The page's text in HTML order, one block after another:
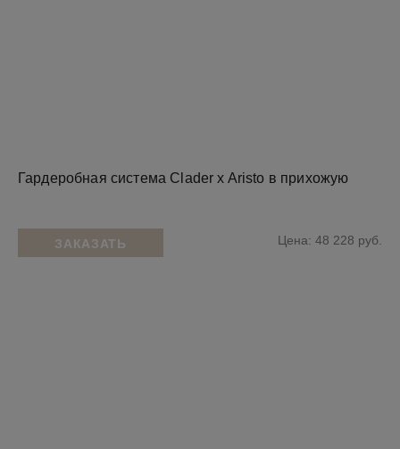
Гардеробная система Clader x Aristo в прихожую
ЗАКАЗАТЬ Цена: 48 228 руб.